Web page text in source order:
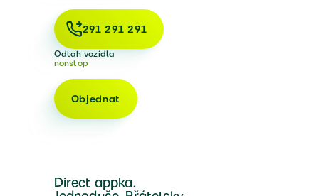
291 291 291
Odtah vozidla
nonstop
Objednat
Direct appka.